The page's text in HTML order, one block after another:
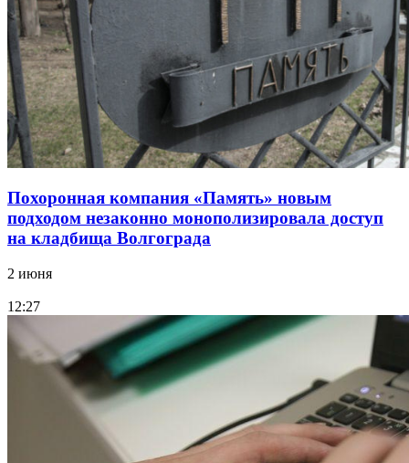
Похоронная компания «Память» новым
подходом незаконно монополизировала доступ
на кладбища Волгограда
2 июня
12:27